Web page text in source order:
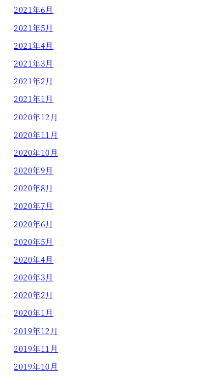
2021年6月
2021年5月
2021年4月
2021年3月
2021年2月
2021年1月
2020年12月
2020年11月
2020年10月
2020年9月
2020年8月
2020年7月
2020年6月
2020年5月
2020年4月
2020年3月
2020年2月
2020年1月
2019年12月
2019年11月
2019年10月